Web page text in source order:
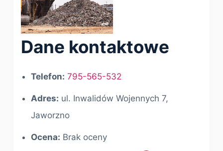
Dane kontaktowe
Telefon: 795-565-532
Adres: ul. Inwalidów Wojennych 7,
Jaworzno
Ocena: Brak oceny